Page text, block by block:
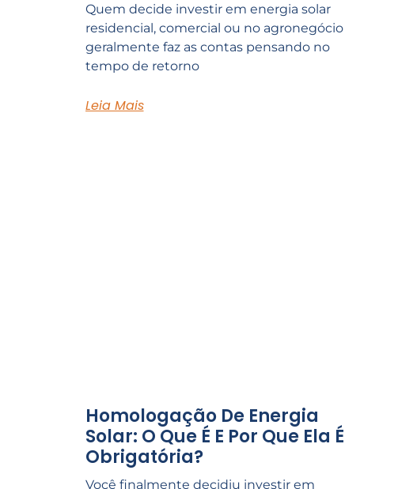
Quem decide investir em energia solar
residencial, comercial ou no agronegócio
geralmente faz as contas pensando no
tempo de retorno
Leia Mais
Homologação De Energia
Solar: O Que É E Por Que Ela É
Obrigatória?
Você finalmente decidiu investir em